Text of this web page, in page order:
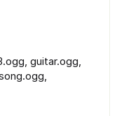
guitar.ogg,